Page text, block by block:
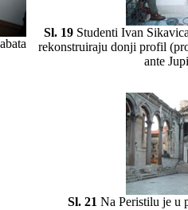
Sl. 19 Studenti Ivan
rekonstruiraju donji profil
ante
Sl. 21 Na Peristilu je u